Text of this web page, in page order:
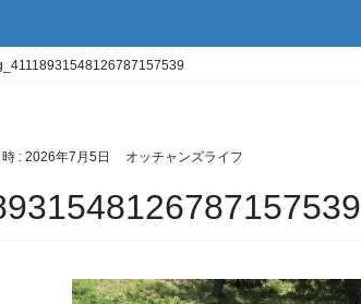
: 2026年7月5日 オッチャンズライフ